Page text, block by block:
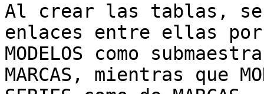
Al crear las tablas, se
enlaces entre ellas por
MODELOS como
MARCAS, mientras que